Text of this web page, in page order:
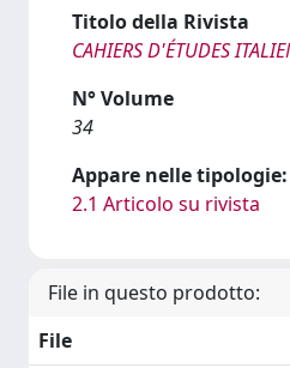
Titolo della Rivista
CAHIERS D'ÉTUDES
N° Volume
34
Appare nelle tipologie:
2.1 Articolo su rivista
File in questo prodotto:
File